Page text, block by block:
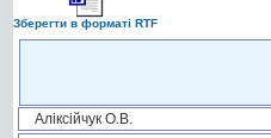
Зберегти в форматі RTF
Аліксійчук О.В.